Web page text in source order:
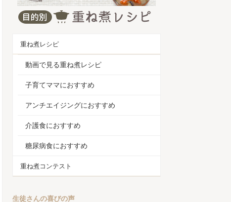
重ね煮レシピ
動画で見る重ね煮レシピ
子育てママにおすすめ
アンチエイジングにおすすめ
介護食におすすめ
糖尿病食におすすめ
重ね煮コンテスト
生徒さんの喜びの声